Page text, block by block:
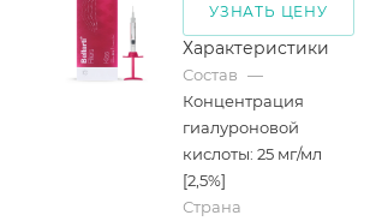
УЗНАТЬ ЦЕНУ
Характеристики
Состав —
Концентрация
гиалуроновой
кислоты: 25 мг/мл
[2,5%]
Страна